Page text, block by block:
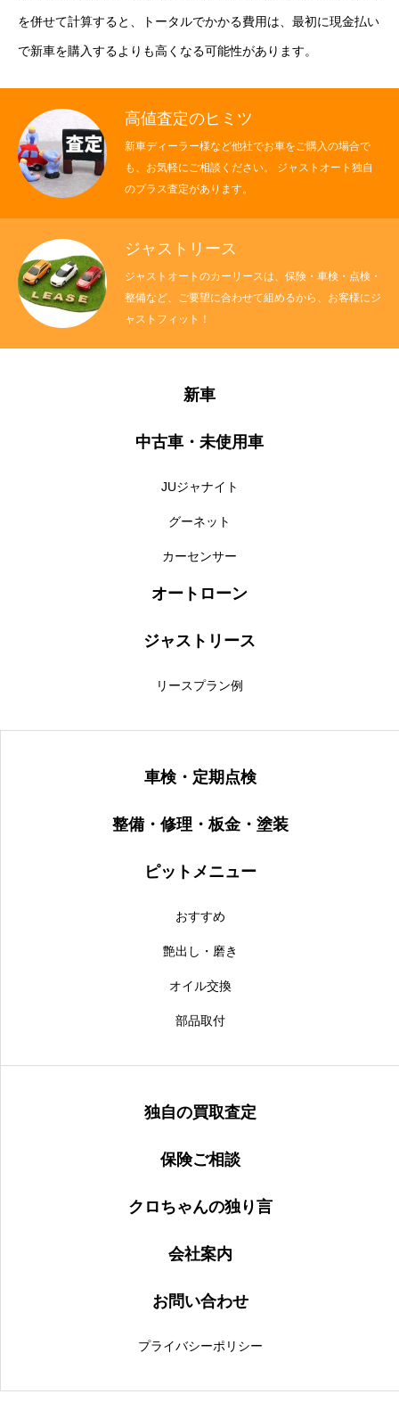
を併せて計算すると、トータルでかかる費用は、最初に現金払い
で新車を購入するよりも高くなる可能性があります。
高値査定のヒミツ
新車ディーラー様など他社でお車をご購入の場合で
も、お気軽にご相談ください。 ジャストオート独自
のプラス査定があります。
ジャストリース
ジャストオートのカーリースは、保険・車検・点検・
整備など、ご要望に合わせて組めるから、お客様にジ
ャストフィット！
新車
中古車・未使用車
JUジャナイト
グーネット
カーセンサー
オートローン
ジャストリース
リースプラン例
車検・定期点検
整備・修理・板金・塗装
ピットメニュー
おすすめ
艶出し・磨き
オイル交換
部品取付
独自の買取査定
保険ご相談
クロちゃんの独り言
会社案内
お問い合わせ
プライバシーポリシー